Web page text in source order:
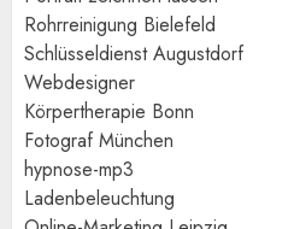
Rohrreinigung Bielefeld
Schlüsseldienst Augustdorf
Webdesigner
Körpertherapie Bonn
Fotograf München
hypnose-mp3
Ladenbeleuchtung